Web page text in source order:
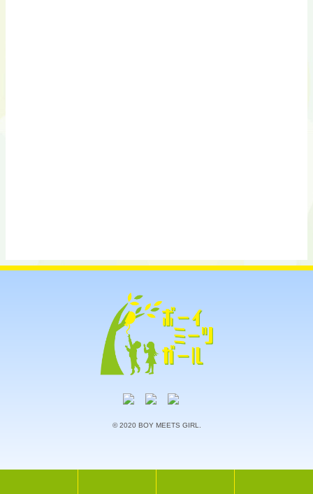
© 2020 BOY MEETS GIRL.